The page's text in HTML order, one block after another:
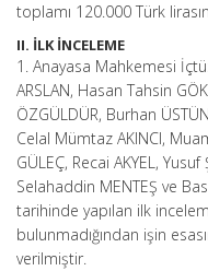
toplamı 120.000 Türk
II. İLK İNCELEME
1. Anayasa Mahkemesi
ARSLAN, Hasan Tahsin
ÖZGÜLDÜR, Burhan
Celal Mümtaz AKINCI,
GÜLEÇ, Recai AKYEL, Yusuf
Selahaddin MENTEŞ ve
tarihinde yapılan ilk
bulunmadığından işin
verilmiştir.